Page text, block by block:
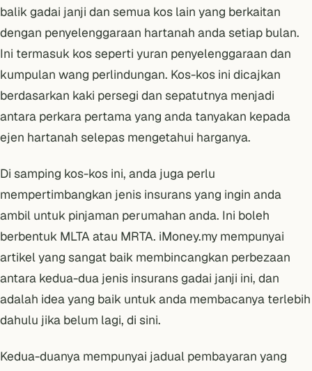
balik gadai janji dan semua kos lain yang berkaitan
dengan penyelenggaraan hartanah anda setiap bulan.
Ini termasuk kos seperti yuran penyelenggaraan dan
kumpulan wang perlindungan. Kos-kos ini dicajkan
berdasarkan kaki persegi dan sepatutnya menjadi
antara perkara pertama yang anda tanyakan kepada
ejen hartanah selepas mengetahui harganya.
Di samping kos-kos ini, anda juga perlu
mempertimbangkan jenis insurans yang ingin anda
ambil untuk pinjaman perumahan anda. Ini boleh
berbentuk MLTA atau MRTA. iMoney.my mempunyai
artikel yang sangat baik membincangkan perbezaan
antara kedua-dua jenis insurans gadai janji ini, dan
adalah idea yang baik untuk anda membacanya terlebih
dahulu jika belum lagi, di sini.
Kedua-duanya mempunyai jadual pembayaran yang